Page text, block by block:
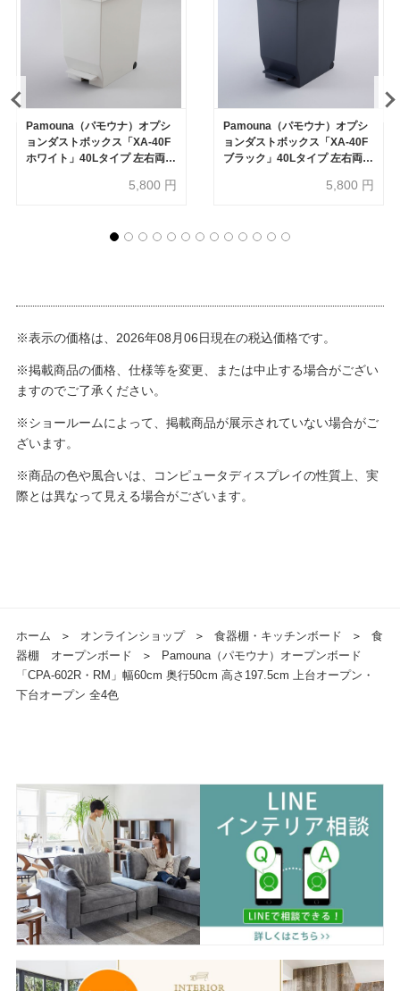
Pamouna（パモウナ）オプシ
ョンダストボックス「XA-40F
ホワイト」40Lタイプ 左右両開
5,800 円
Pamouna（パモウナ）オプシ
ョンダストボックス「XA-40F
ブラック」40Lタイプ 左右両開
5,800 円
※表示の価格は、2026年08月06日現在の税込価格です。
※掲載商品の価格、仕様等を変更、または中止する場合がござい
ますのでご了承ください。
※ショールームによって、掲載商品が展示されていない場合がご
ざいます。
※商品の色や風合いは、コンピュータディスプレイの性質上、実
際とは異なって見える場合がございます。
ホーム ＞ オンラインショップ ＞ 食器棚・キッチンボード ＞
食
器棚 オープンボード
＞
Pamouna（パモウナ）オープンボード
「CPA-602R・RM」幅60cm 奥行50cm 高さ197.5cm 上台オープン・
下台オープン 全4色